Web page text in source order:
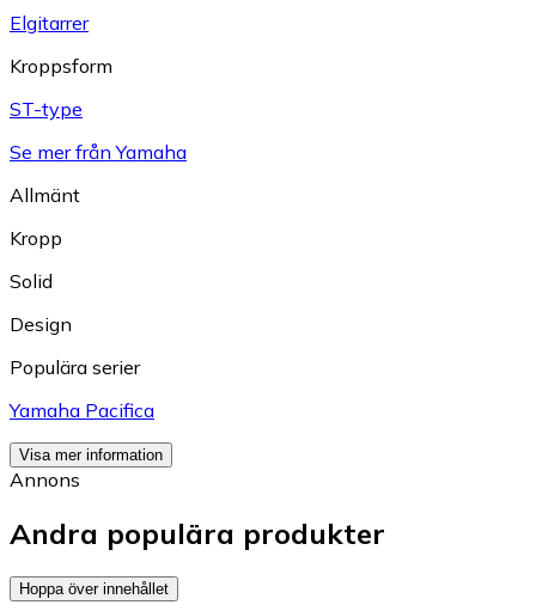
Elgitarrer
Kroppsform
ST-type
Se mer från Yamaha
Allmänt
Kropp
Solid
Design
Populära serier
Yamaha Pacifica
Visa mer information
Annons
Andra populära produkter
Hoppa över innehållet